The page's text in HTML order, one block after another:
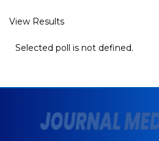
View Results
Selected poll is not defined.